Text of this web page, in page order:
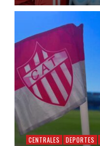
CENTRALES DEPORTES